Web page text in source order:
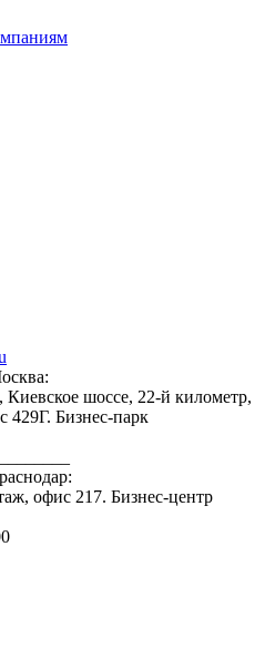
шоссе, 22-й километр,
429Г. Бизнес-парк
офис 217. Бизнес-центр